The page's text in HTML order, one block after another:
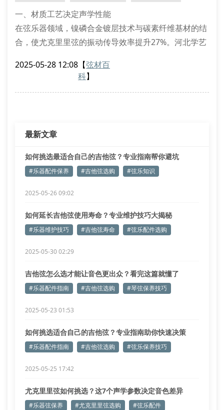
一、材质工艺决定声学性能
在弦乐器领域，镍磷合金镀层技术与碳素纤维基材的结
合，使尤克里里弦的振动传导效率提升27%。河北学艺
直径公差控制在±0.02mm以内。这种精密制造工艺能
2025-05-28 12:08 【弦材百
科】
最新文章
如何挑选最适合自己的吉他弦？专业指南帮你避坑
#乐器配件保养 #吉他弦选购 #弦乐知识
2025-05-26 09:02
如何延长吉他弦使用寿命？专业维护技巧大揭秘
#乐器维护技巧 #吉他弦寿命 #弦乐配件选购
2025-05-30 02:29
吉他弦怎么选才能让音色更出众？看完这篇就懂了
#乐器配件指南 #吉他弦选购 #琴弦保养技巧
2025-05-23 01:53
如何挑选适合自己的吉他弦？专业指南助你快速决策
#乐器配件指南 #吉他弦选购 #弦乐保养技巧
2025-05-25 17:42
尤克里里弦如何挑选？这7个声学参数决定音色差异
#乐器弦保养 #尤克里里弦选购 #弦乐配件